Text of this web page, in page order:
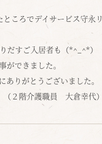
ころでデイサービス守永リ
だすご入居者も（*^_^*）
ができました。
りがとうございました。
（２階介護職員 大倉幸代）